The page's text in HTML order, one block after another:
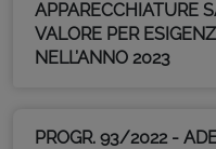
APPARECCHIATURE
VALORE PER
NELL’ANNO 2023
PROGR. 93/2022 - ADESIONE CONVENZIONE